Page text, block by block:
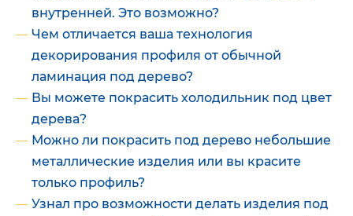
внутренней. Это возможно?
Чем отличается ваша технология
декорирования профиля от обычной
ламинация под дерево?
Вы можете покрасить холодильник под цвет
дерева?
Можно ли покрасить под дерево небольшие
металлические изделия или вы красите
только профиль?
Узнал про возможности делать изделия под